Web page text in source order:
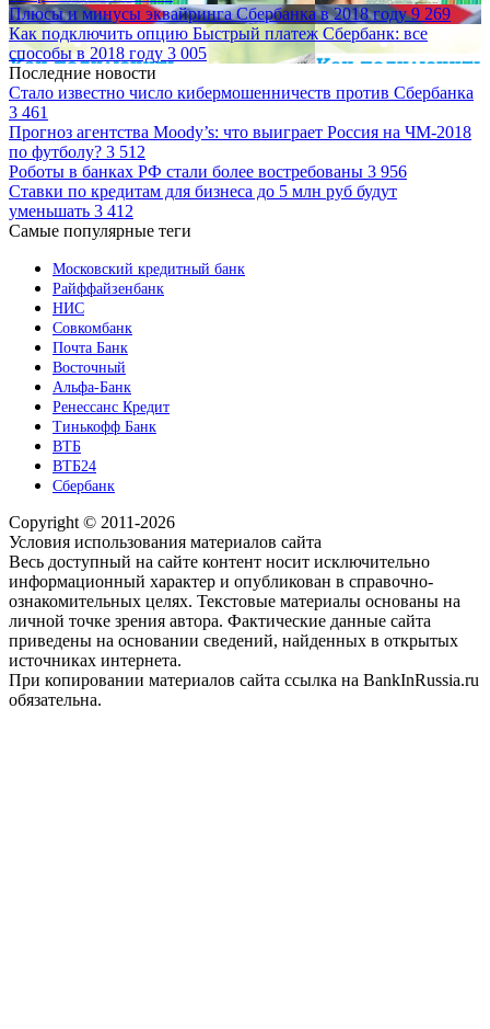
Плюсы и минусы эквайринга Сбербанка в 2018 году9 269
Как подключить опцию Быстрый платеж Сбербанк: все
способы в 2018 году 3 005
Последние новости
Стало известно число кибермошенничеств против Сбербанка
3 461
Прогноз агентства Moody’s: что выиграет Россия на ЧМ-2018
по футболу? 3 512
Роботы в банках РФ стали более востребованы 3 956
Ставки по кредитам для бизнеса до 5 млн руб будут
уменьшать 3 412
Самые популярные теги
Московский кредитный банк
Райффайзенбанк
НИС
Совкомбанк
Почта Банк
Восточный
Альфа-Банк
Ренессанс Кредит
Тинькофф Банк
ВТБ
ВТБ24
Сбербанк
Copyright © 2011-2026
Условия использования материалов сайта
Весь доступный на сайте контент носит исключительно
информационный характер и опубликован в справочно-
ознакомительных целях. Текстовые материалы основаны на
личной точке зрения автора. Фактические данные сайта
приведены на основании сведений, найденных в открытых
источниках интернета.
При копировании материалов сайта ссылка на BankInRussia.ru
обязательна.